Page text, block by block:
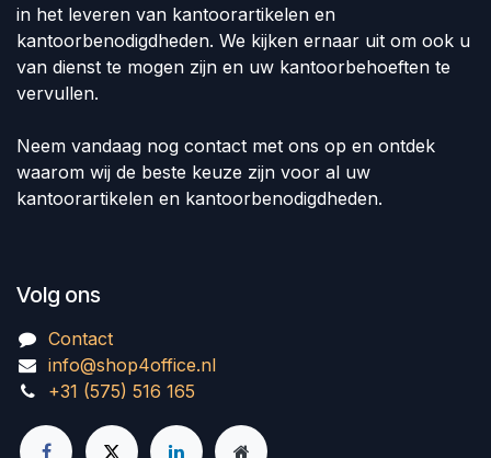
in het leveren van kantoorartikelen en
kantoorbenodigdheden. We kijken ernaar uit om ook u
van dienst te mogen zijn en uw kantoorbehoeften te
vervullen.
Neem vandaag nog contact met ons op en ontdek
waarom wij de beste keuze zijn voor al uw
kantoorartikelen en kantoorbenodigdheden.
Volg ons
Contact
info@shop4office.nl
+31 (575) 516 165